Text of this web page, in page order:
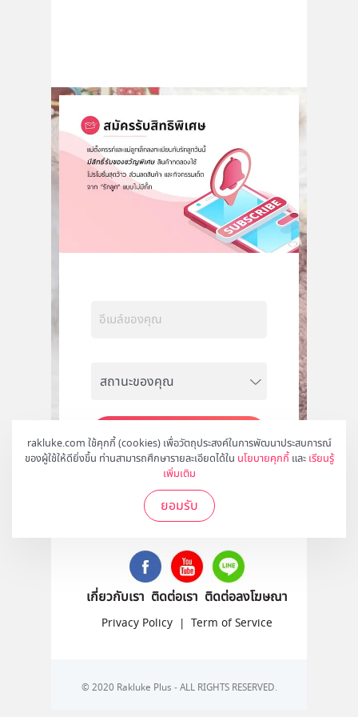
rakluke.com ใช้คุกกี้ (cookies) เพื่อวัตถุประสงค์ในการพัฒนาประสบการณ์
ของผู้ใช้ให้ดียิ่งขึ้น ท่านสามารถศึกษารายละเอียดได้ใน นโยบายคุกกี้ และ เรียนรู้
เพิ่มเติม
ยอมรับ
สมัคร
ติดตามเราได้ที่
เกี่ยวกับเรา ติดต่อเรา ติดต่อลงโฆษณา
Privacy Policy | Term of Service
© 2020 Rakluke Plus - ALL RIGHTS RESERVED.